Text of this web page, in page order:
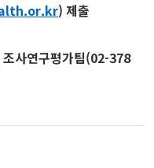
) 제출
사연구평가팀(02-378